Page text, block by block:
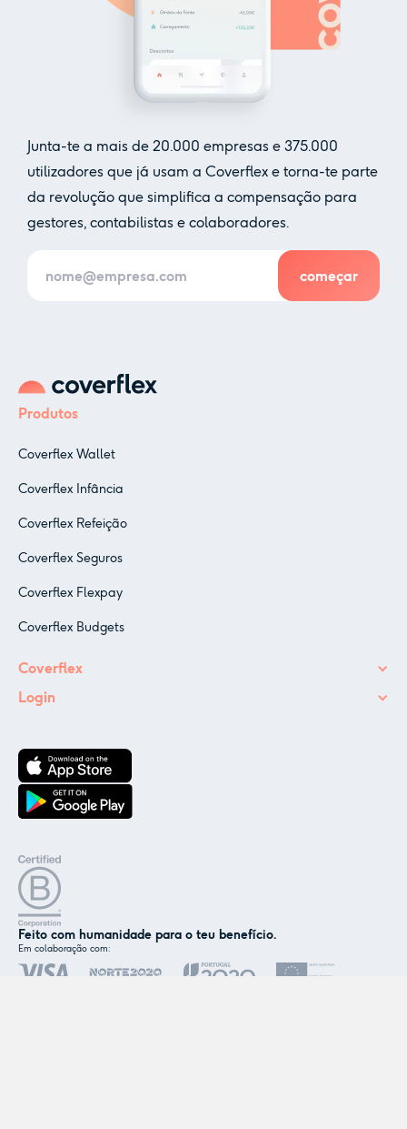
Junta-te a mais de 20.000 empresas e 375.000
utilizadores que já usam a Coverflex e torna-te parte
da revolução que simplifica a compensação para
gestores, contabilistas e colaboradores.
Produtos
Coverflex Wallet
Coverflex Infância
Coverflex Refeição
Coverflex Seguros
Coverflex Flexpay
Coverflex Budgets
Coverflex
Login
Feito com humanidade para o teu benefício.
Em colaboração com:
Nós e os nossos parceiros usamos cookies ou
mencionado na
Aceitar